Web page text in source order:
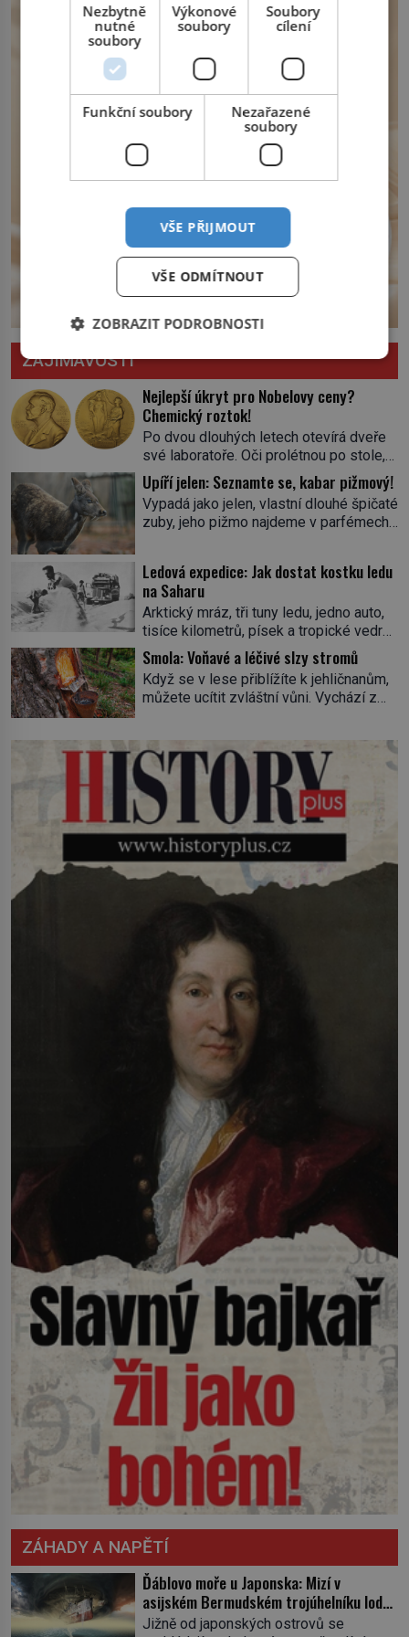
opatření, která mají posílit obranu jeho
království. Zajistit hodlá především
ZAJÍMAVOSTI
Nejlepší úkryt pro Nobelovy ceny?
Chemický roztok!
Po dvou dlouhých letech otevírá dveře
své laboratoře. Oči prolétnou po stole,
aby pak ulpěly na regálu, kde se nachází
všemožné látky. Hledá žluto-oranžovou
tekutinu, jakmile ji zahlédne, nesmírně
se mu uleví. Teď může svůj plán
skrývá směs s názvem lučavka
královská. Svůj přídomek nemá pro nic
za nic, […]
Upíří jelen: Seznamte se, kabar pižmový!
Vypadá jako jelen, vlastní dlouhé špičaté
zuby, jeho pižmo najdeme v parfémech
jediného zástupce zvířecí říše – kabara
pižmového. V Evropě ho jako první
popíše švédský botanik Carl Linné
(1707–1778), jenže v Asii o něm ví už
celá staletí. Zvíře připomíná jelena,
v kohoutku dosahuje […]
Ledová expedice: Jak dostat kostku ledu
na Saharu
Arktický mráz, tři tuny ledu, jedno auto,
tisíce kilometrů, písek a tropické vedro.
To je ve zkratce zdánlivě nesplnitelná
výzva, která se promění v úžasné
dobrodružství a důkaz, že nic není
nemožné. Vše začíná na podzim 1958
neobvyklou výzvou. Tomu, kdo dokáže
dopravit ze severního polárního kruhu
na […]
Smola: Voňavé a léčivé slzy stromů
Když se v lese přiblížíte k jehličnanům,
můžete ucítit zvláštní vůni. Vychází z
právě v ní je síla stromu. Smola také
patří k nejstarším surovinám, s nimiž
lidstvo pracovalo. Chrání strom před
infekcí, hmyzem a vysycháním. Dá se
říct, že je to přírodní […]
ZÁHADY A NAPĚTÍ
Ďáblovo moře u Japonska: Mizí v
asijském Bermudském trojúhelníku lodě
ve spárech neznámé síly?
Jižně od japonských ostrovů se
Nezbytně
nutné
soubory
Výkonové
soubory
Soubory
cílení
Funkční soubory
Nezařazené
soubory
VŠE PŘIJMOUT
VŠE ODMÍTNOUT
ZOBRAZIT PODROBNOSTI